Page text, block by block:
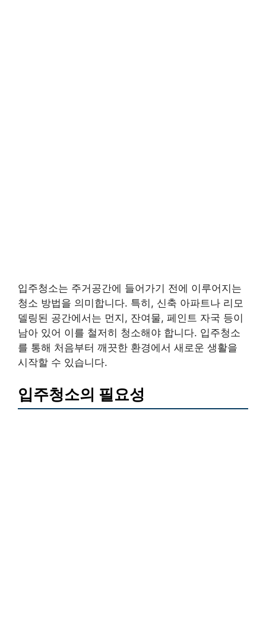
입주청소는 주거공간에 들어가기 전에 이루어지는
청소 방법을 의미합니다. 특히, 신축 아파트나 리모
델링된 공간에서는 먼지, 잔여물, 페인트 자국 등이
남아 있어 이를 철저히 청소해야 합니다. 입주청소
를 통해 처음부터 깨끗한 환경에서 새로운 생활을
시작할 수 있습니다.
입주청소의 필요성